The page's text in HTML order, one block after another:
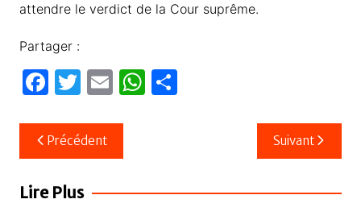
attendre le verdict de la Cour suprême.
Partager :
F
c
e
b
T
itt
er
E
ail
W
A
P
er
Navigation
de
l’article
Précédent Suivant
Lire Plus